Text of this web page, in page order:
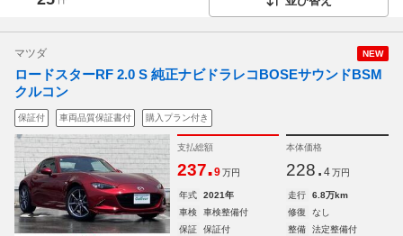
NEW
マツダ
ロードスターRF 2.0 S 純正ナビドラレコBOSEサウンドBSM
クルコン
保証付 車両品質保証書付 購入プラン付き
支払総額
237.9 万円
本体価格
228. 4 万円
年式 2021年 走行
6.8万km
車検
車検整備付 修復
なし
保証
保証付 整備
法定整備付